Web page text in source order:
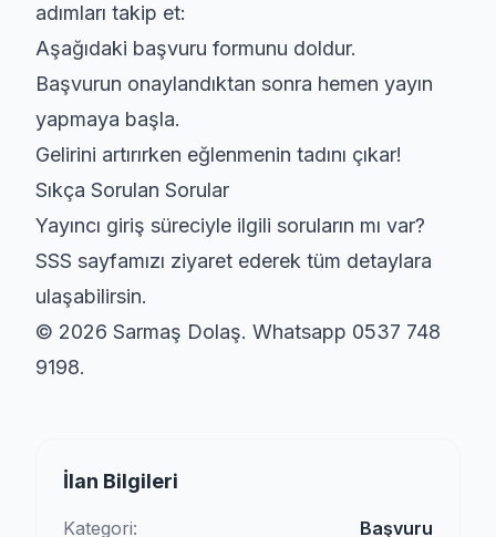
adımları takip et:
Aşağıdaki başvuru formunu doldur.
Başvurun onaylandıktan sonra hemen yayın
yapmaya başla.
Gelirini artırırken eğlenmenin tadını çıkar!
Sıkça Sorulan Sorular
Yayıncı giriş süreciyle ilgili soruların mı var?
SSS sayfamızı ziyaret ederek tüm detaylara
ulaşabilirsin.
© 2026 Sarmaş Dolaş. Whatsapp 0537 748
9198.
İlan Bilgileri
Kategori: Başvuru